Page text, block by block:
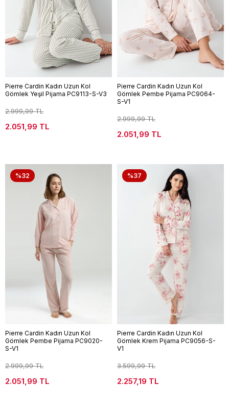
Pierre Cardin Kadın Uzun Kol
Gömlek Yeşil Pijama PC9113-S-V3
2.999,99 TL
2.051,99 TL
Pierre Cardin Kadın Uzun Kol
Gömlek Pembe Pijama PC9064-
S-V1
2.999,99 TL
2.051,99 TL
%32
Pierre Cardin Kadın Uzun Kol
Gömlek Pembe Pijama PC9020-
S-V1
2.999,99 TL
2.051,99 TL
%37
Pierre Cardin Kadın Uzun Kol
Gömlek Krem Pijama PC9056-S-
V1
3.599,99 TL
2.257,19 TL